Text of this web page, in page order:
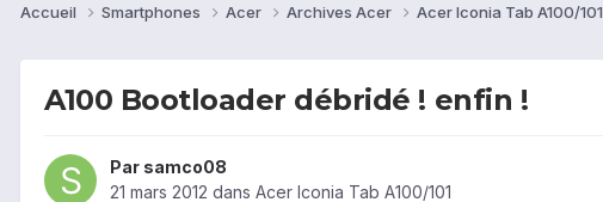
Accueil Smartphones Acer Archives Acer Acer Iconia Tab A100/101
A100 Bootloader débridé ! enfin !
Par samco08
21 mars 2012 dans Acer Iconia Tab A100/101